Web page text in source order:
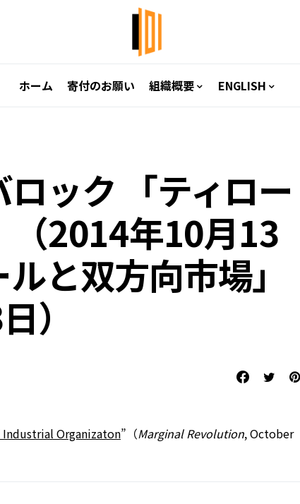
ホーム 寄付のお願い 組織概要 ENGLISH
ック 「ティロー
（2014年10月13
と双方向市場」
）
Organizaton”（Marginal Revolution, October